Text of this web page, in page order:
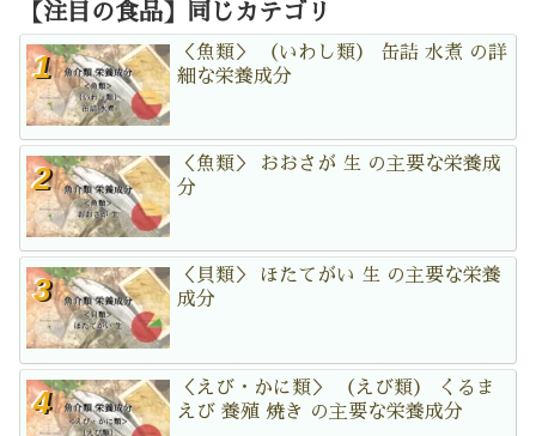
【注目の食品】同じカテゴリ
＜魚類＞ （いわし類） 缶詰 水煮 の詳
細な栄養成分
＜魚類＞ おおさが 生 の主要な栄養成
分
＜貝類＞ ほたてがい 生 の主要な栄養
成分
＜えび・かに類＞ （えび類） くるま
えび 養殖 焼き の主要な栄養成分